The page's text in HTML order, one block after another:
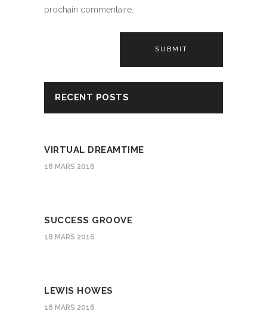
prochain commentaire.
RECENT POSTS
VIRTUAL DREAMTIME
18 MARS 2016
SUCCESS GROOVE
18 MARS 2016
LEWIS HOWES
18 MARS 2016